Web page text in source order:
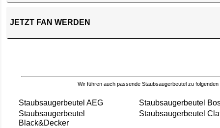
JETZT FAN WERDEN
Wir führen auch passende Staubsaugerbeutel zu folgenden
Staubsaugerbeutel AEG
Staubsaugerbeutel
Staubsaugerbeutel
Black&Decker
Staubsaugerbeutel